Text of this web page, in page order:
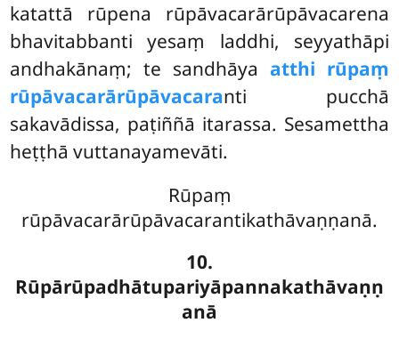
katattā rūpena rūpāvacarārūpāvacarena
bhavitabbantiyesaṃ laddhi, seyyathāpi
andhakānaṃ; te sandhāya atthi rūpaṃ
rūpāvacarārūpāvacaranti pucchā
sakavādissa, paṭiññā itarassa. Sesamettha
heṭṭhā vuttanayamevāti.
Rūpaṃ
rūpāvacarārūpāvacarantikathāvaṇṇanā.
10.
Rūpārūpadhātupariyāpannakathāvaṇṇ
anā